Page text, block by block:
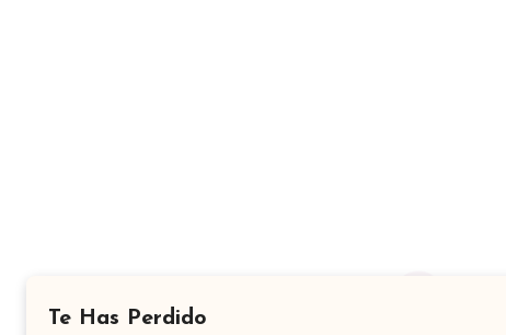
Te Has Perdido